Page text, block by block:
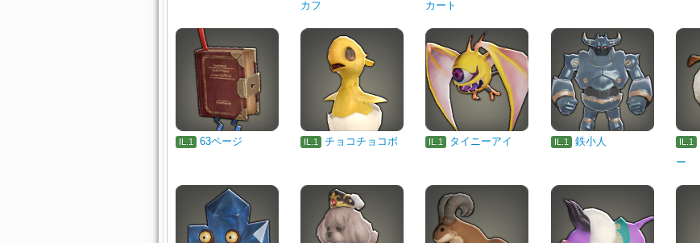
カフ
カート
IL.1 63ページ IL.1 チョコチョコボ IL.1 タイニーアイ IL.1 鉄小人 IL.1
ー